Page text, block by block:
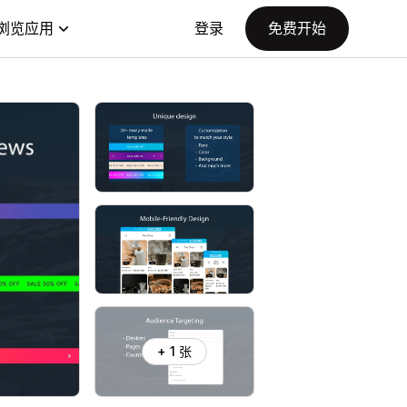
览应用 登录 免费开始
+ 1 张